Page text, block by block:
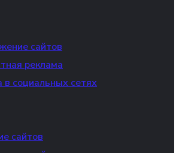
сайтов
реклама
в социальных сетях
сайтов